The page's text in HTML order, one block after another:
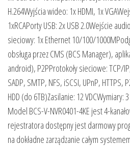
H.264Wyjścia wideo: 1x HDMI, 1x
1xRCAPorty USB: 2x USB 2.0Wejście
sieciowy: 1x Ethernet 10/100/
obsługa przez CMS (BCS Manager),
android), P2PProtokoły sieciowe: TCP/
SADP, SMTP, NFS, iSCSI, UPnP,
HDD (do 6TB)Zasilanie: 12 VDCWymiary:
Model BCS-V-NVR0401-4KE jest 4-
rejestratora dostępny jest darmowy
na dokładne zarządzanie całym